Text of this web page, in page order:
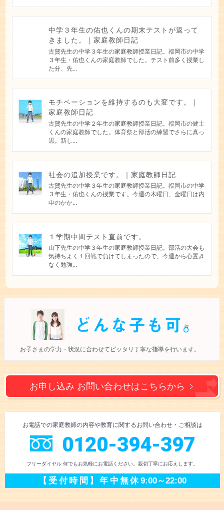
中学３年生の佑也くんの期末テストが返って
きました。｜家庭教師日記
古賀先生の中学３年生の家庭教師授業日記。福岡市の中学
３年生・佑也くんの家庭教師でした。テスト前多く授業し
た分、先...
モチベーションを維持するのも大変です。｜
家庭教師日記
古賀先生の中学２年生の家庭教師授業日記。福岡市の健士
くんの家庭教師でした。体育祭と部活の練習でさらに真っ
黒。新し...
社会の追加授業です。｜家庭教師日記
古賀先生の中学３年生の家庭教師授業日記。福岡市の中学
３年生・佑也くんの授業です。今週の木曜日、金曜日は内
申のかか...
１学期中間テスト直前です。
山下先生の中学３年生の家庭教師授業日記。部活の大会も
気持ちよく１回戦で負けてしまったので、今週から心置き
なく勉強...
お子さまの学力・状況に合わせて ピッタリ丁寧な指導を行います。
お申し込み お問い合わせはこちらから
お電話での家庭教師の内容や教育に関するお問い合わせ・ご相談は
0120-394-397
フリーダイヤル 何でもお気軽にお電話ください。親切丁寧にお応えします。
【受付時間】年中無休9:00～22:00